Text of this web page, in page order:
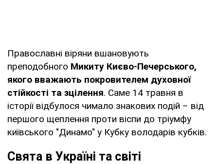
Православні віряни вшановують
преподобного Микиту Києво-Печерського,
якого вважають покровителем духовної
стійкості та зцілення. Саме 14 травня в
історії відбулося чимало знакових подій – від
першого щеплення проти віспи до тріумфу
київського "Динамо" у Кубку володарів кубків.
Свята в Україні та світі